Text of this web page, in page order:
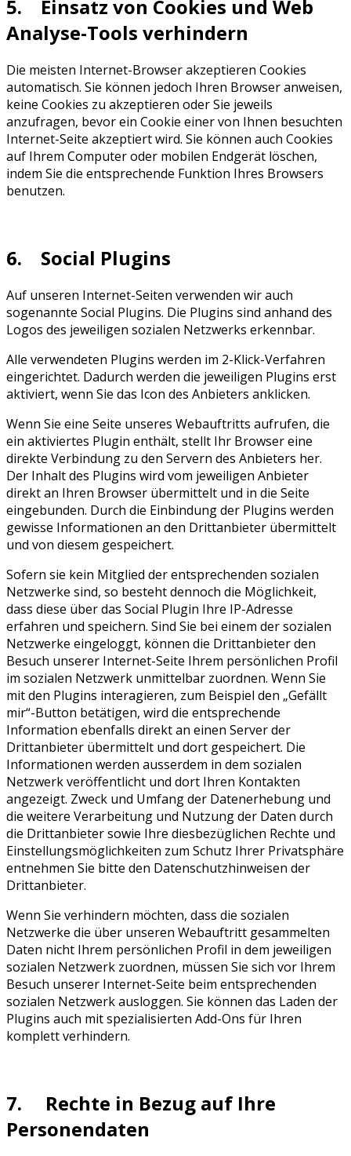
5. Einsatz von Cookies und Web
Analyse-Tools verhindern
Die meisten Internet-Browser akzeptieren Cookies
automatisch. Sie können jedoch Ihren Browser anweisen,
keine Cookies zu akzeptieren oder Sie jeweils
anzufragen, bevor ein Cookie einer von Ihnen besuchten
Internet-Seite akzeptiert wird. Sie können auch Cookies
auf Ihrem Computer oder mobilen Endgerät löschen,
indem Sie die entsprechende Funktion Ihres Browsers
benutzen.
6. Social Plugins
Auf unseren Internet-Seiten verwenden wir auch
sogenannte Social Plugins. Die Plugins sind anhand des
Logos des jeweiligen sozialen Netzwerks erkennbar.
Alle verwendeten Plugins werden im 2-Klick-Verfahren
eingerichtet. Dadurch werden die jeweiligen Plugins erst
aktiviert, wenn Sie das Icon des Anbieters anklicken.
Wenn Sie eine Seite unseres Webauftritts aufrufen, die
ein aktiviertes Plugin enthält, stellt Ihr Browser eine
direkte Verbindung zu den Servern des Anbieters her.
Der Inhalt des Plugins wird vom jeweiligen Anbieter
direkt an Ihren Browser übermittelt und in die Seite
eingebunden. Durch die Einbindung der Plugins werden
gewisse Informationen an den Drittanbieter übermittelt
und von diesem gespeichert.
Sofern sie kein Mitglied der entsprechenden sozialen
Netzwerke sind, so besteht dennoch die Möglichkeit,
dass diese über das Social Plugin Ihre IP-Adresse
erfahren und speichern. Sind Sie bei einem der sozialen
Netzwerke eingeloggt, können die Drittanbieter den
Besuch unserer Internet-Seite Ihrem persönlichen Profil
im sozialen Netzwerk unmittelbar zuordnen. Wenn Sie
mit den Plugins interagieren, zum Beispiel den „Gefällt
mir“-Button betätigen, wird die entsprechende
Information ebenfalls direkt an einen Server der
Drittanbieter übermittelt und dort gespeichert. Die
Informationen werden ausserdem in dem sozialen
Netzwerk veröffentlicht und dort Ihren Kontakten
angezeigt. Zweck und Umfang der Datenerhebung und
die weitere Verarbeitung und Nutzung der Daten durch
die Drittanbieter sowie Ihre diesbezüglichen Rechte und
Einstellungsmöglichkeiten zum Schutz Ihrer Privatsphäre
entnehmen Sie bitte den Datenschutzhinweisen der
Drittanbieter.
Wenn Sie verhindern möchten, dass die sozialen
Netzwerke die über unseren Webauftritt gesammelten
Daten nicht Ihrem persönlichen Profil in dem jeweiligen
sozialen Netzwerk zuordnen, müssen Sie sich vor Ihrem
Besuch unserer Internet-Seite beim entsprechenden
sozialen Netzwerk ausloggen. Sie können das Laden der
Plugins auch mit spezialisierten Add-Ons für Ihren
komplett verhindern.
7. Rechte in Bezug auf Ihre
Personendaten